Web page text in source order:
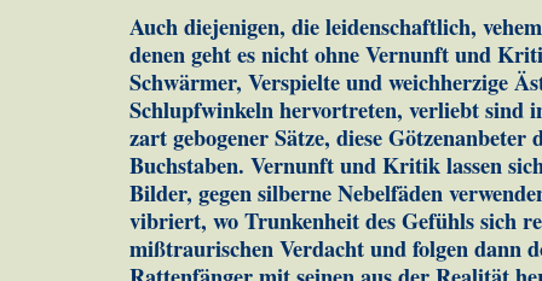
Auch diejenigen, die leidenschaftlich,
denen geht es nicht ohne Vernunft und
Schwärmer, Ver­spielte und weichherzige
Schlupfwinkeln her­vor­tre­ten, verliebt sind
zart gebogener Sätze, diese Göt­zenanbeter
Buchstaben. Vernunft und Kritik lassen
Bilder, gegen silberne Ne­belfäden
vibriert, wo Trunkenheit des Gefühls sich
miß­trau­rischen Ver­dacht und folgen dann